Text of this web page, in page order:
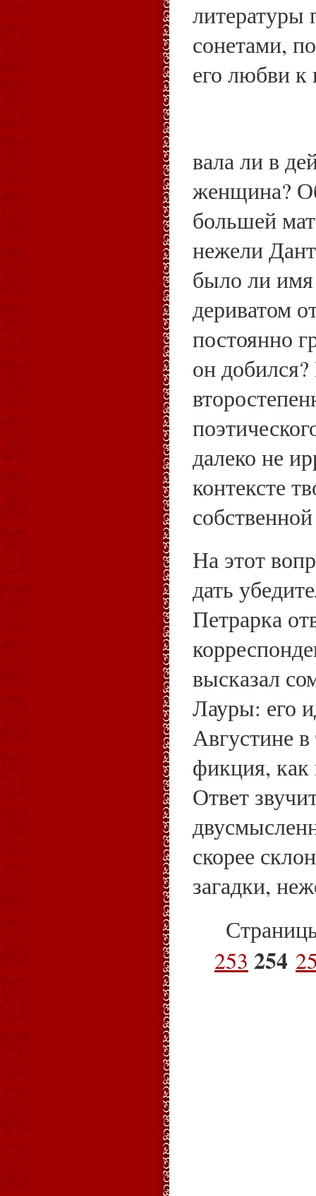
литературы
сонетами,
его любви
вала ли в
женщина?
большей
нежели
было ли
дериватом
постоянно
он
далеко не
контексте
На этот
дать
Петрарка
высказал
Лауры: его
Августине
фикция,
Ответ
скорее
загадки,
253 254